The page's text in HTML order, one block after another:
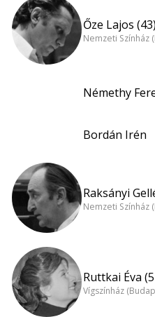
Őze Lajos (43)
Nemzeti Színház
Némethy
Bordán Irén
Raksányi
Nemzeti Színház
Ruttkai Éva
Vígszínház